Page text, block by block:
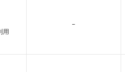
用
ｰ